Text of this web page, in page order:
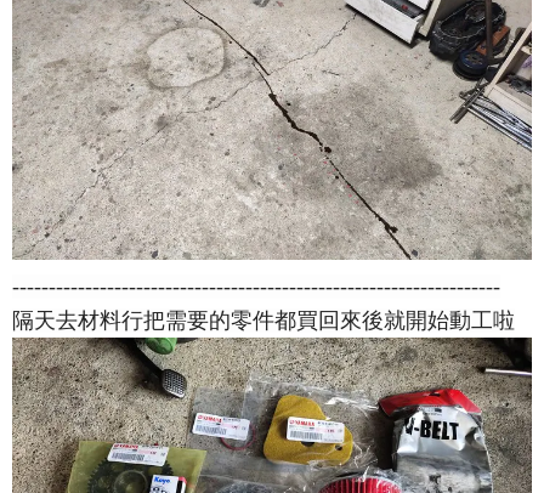
-------------------------------------------------------------------
隔天去材料行把需要的零件都買回來後就開始動工啦